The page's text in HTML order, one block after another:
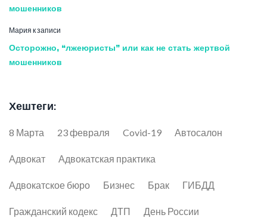
мошенников
Мария к записи
Осторожно, “лжеюристы” или как не стать жертвой
мошенников
Хештеги:
8 Марта 23 февраля Covid-19 Автосалон
Адвокат Адвокатская практика
Адвокатское бюро Бизнес Брак ГИБДД
Гражданский кодекс ДТП День России